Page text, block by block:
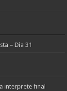
– Dia 31
interprete final